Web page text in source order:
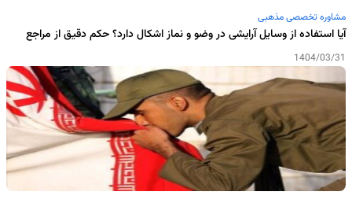
مشاوره تخصصی مذهبی
آیا استفاده از وسایل آرایشی در وضو و نماز اشکال دارد؟ حکم دقیق از مراجع
1404/03/31